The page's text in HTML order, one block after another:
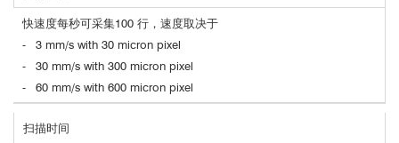
快速度每秒可采集100 行，速度取决于
- 3 mm/s with 30 micron pixel
- 30 mm/s with 300 micron pixel
- 60 mm/s with 600 micron pixel
扫描时间